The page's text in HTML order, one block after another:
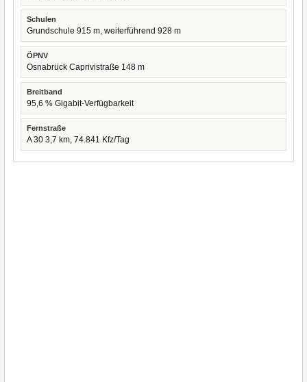
Schulen
Grundschule 915 m, weiterführend 928 m
ÖPNV
Osnabrück Caprivistraße 148 m
Breitband
95,6 % Gigabit-Verfügbarkeit
Fernstraße
A 30 3,7 km, 74.841 Kfz/Tag